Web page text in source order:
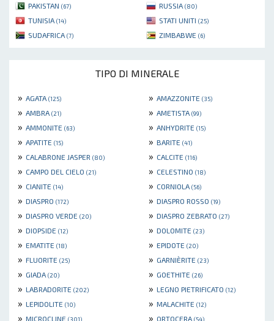
PAKISTAN (67) RUSSIA (80)
TUNISIA (14) STATI UNITI (25)
SUDAFRICA (7) ZIMBABWE (6)
TIPO DI MINERALE
» AGATA (125) » AMAZZONITE (35)
» AMBRA (21) » AMETISTA (99)
» AMMONITE (63) » ANHYDRITE (15)
» APATITE (15) » BARITE (41)
» CALABRONE JASPER (80) » CALCITE (116)
» CAMPO DEL CIELO (21) » CELESTINO (18)
» CIANITE (14) » CORNIOLA (56)
» DIASPRO (172) » DIASPRO ROSSO (19)
» DIASPRO VERDE (20) » DIASPRO ZEBRATO (27)
» DIOPSIDE (12) » DOLOMITE (23)
» EMATITE (18) » EPIDOTE (20)
» FLUORITE (25) » GARNIÈRITE (23)
» GIADA (20) » GOETHITE (26)
» LABRADORITE (202) » LEGNO PIETRIFICATO (12)
» LEPIDOLITE (10) » MALACHITE (12)
» MICROCLINE (301) » ORTOCERA (54)